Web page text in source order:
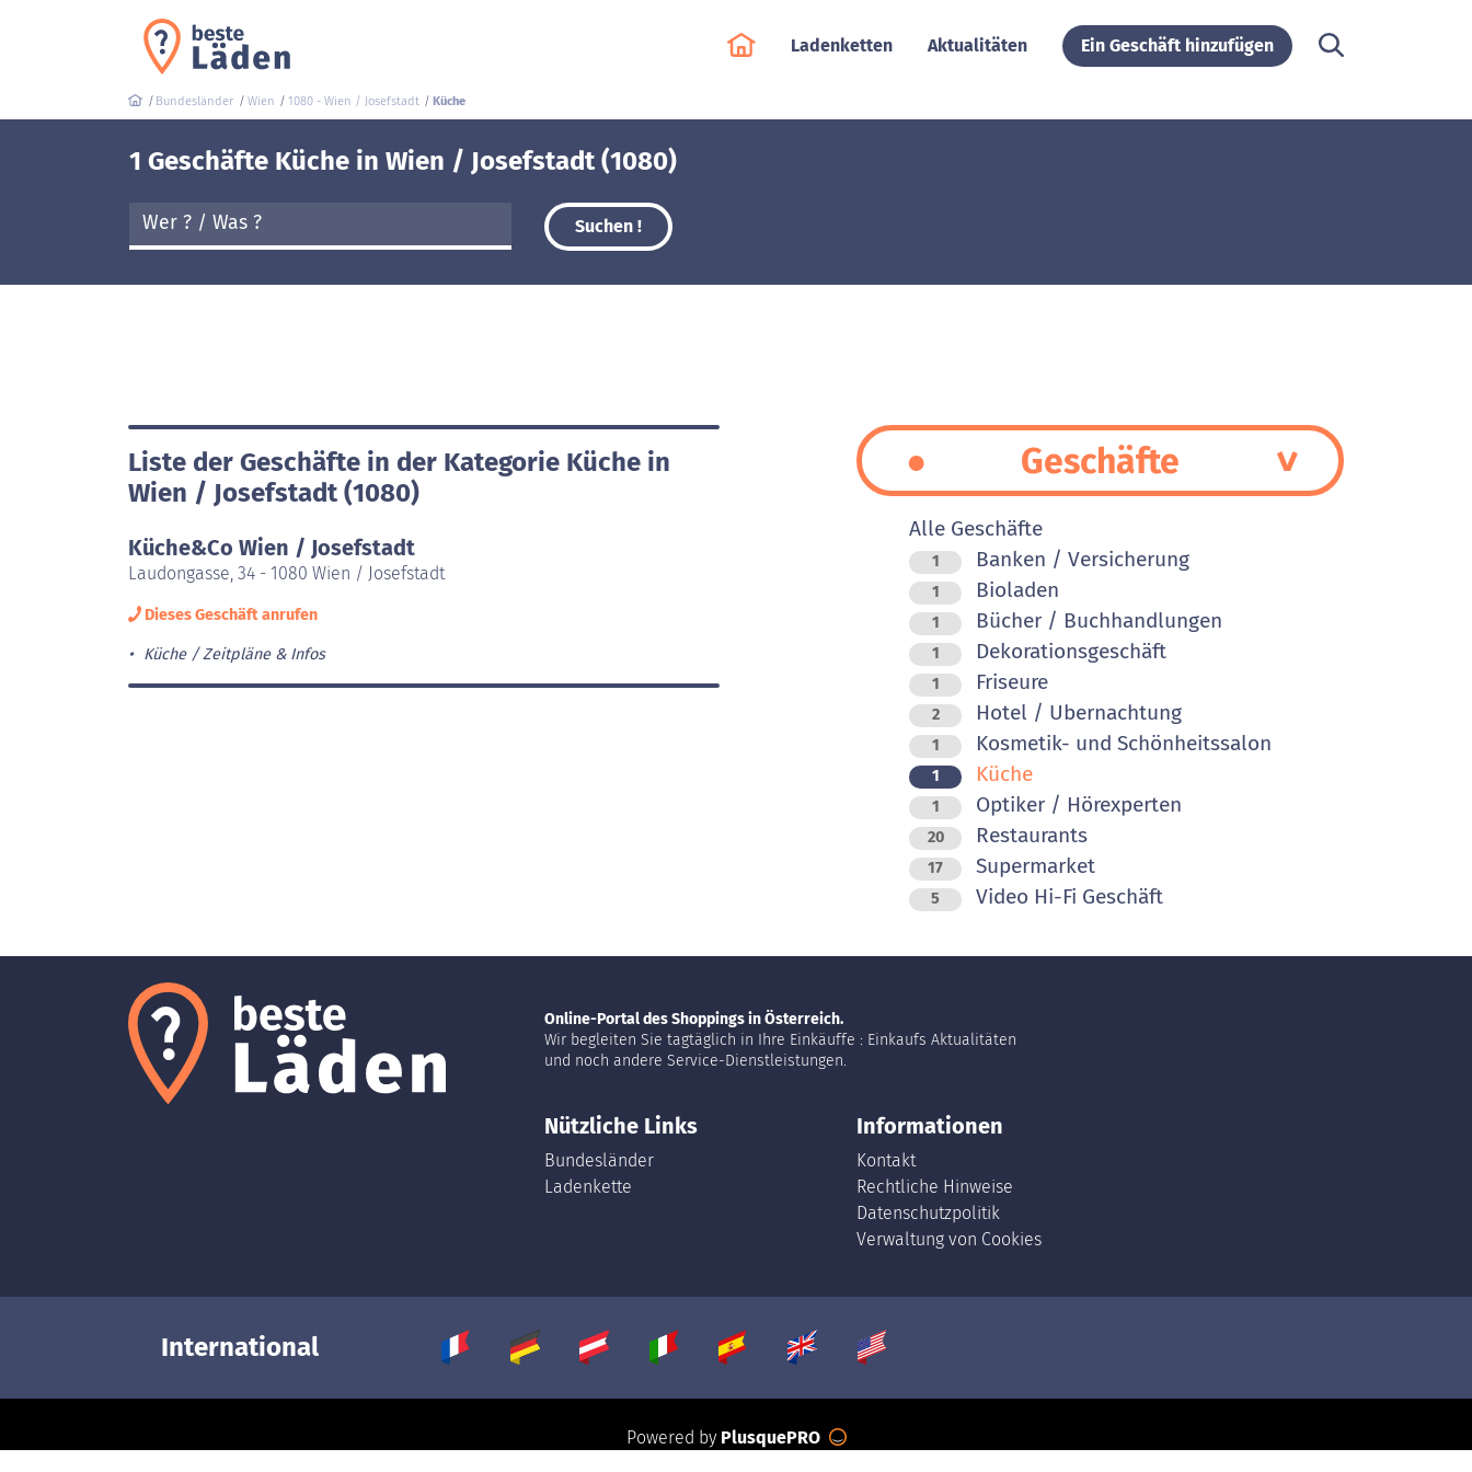
Ladenketten Aktualitäten Ein Geschäft hinzufügen
Bundesländer Wien 1080 - Wien / Josefstadt Küche
1 Geschäfte Küche in Wien / Josefstadt (1080)
Suchen !
Liste der Geschäfte in der Kategorie Küche in
Wien / Josefstadt (1080)
Küche&Co Wien / Josefstadt
Laudongasse, 34 - 1080 Wien / Josefstadt
Dieses Geschäft anrufen
Küche Zeitpläne & Infos
Geschäfte
Alle Geschäfte
1 Banken / Versicherung
1 Bioladen
1 Bücher / Buchhandlungen
1 Dekorationsgeschäft
1 Friseure
2 Hotel / Ubernachtung
1 Kosmetik- und Schönheitssalon
1 Küche
1 Optiker / Hörexperten
20 Restaurants
17 Supermarket
5 Video Hi-Fi Geschäft
Online-Portal des Shoppings in Österreich.
Wir begleiten Sie tagtäglich in Ihre Einkäuffe : Einkaufs Aktualitäten
und noch andere Service-Dienstleistungen.
Nützliche Links
Bundesländer
Ladenkette
Informationen
Kontakt
Rechtliche Hinweise
Datenschutzpolitik
Verwaltung von Cookies
International
Powered by PlusquePRO